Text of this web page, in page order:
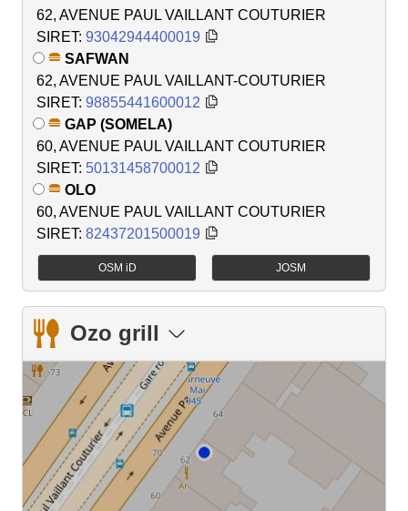
62, AVENUE PAUL VAILLANT COUTURIER
SIRET: 93042944400019
SAFWAN
62, AVENUE PAUL VAILLANT-COUTURIER
SIRET: 98855441600012
GAP (SOMELA)
60, AVENUE PAUL VAILLANT COUTURIER
SIRET: 50131458700012
OLO
60, AVENUE PAUL VAILLANT COUTURIER
SIRET: 82437201500019
OSM iD JOSM
Ozo grill